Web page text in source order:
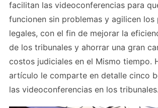
facilitan las videoconferencias para
funcionen sin problemas y agilicen los
legales, con el fin de mejorar la
de los tribunales y ahorrar una gran
costos judiciales en el Mismo tiempo.
artículo le comparte en detalle cinco
las videoconferencias en los tribunales.